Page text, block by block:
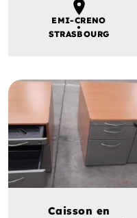
EMI-CRENO
STRASBOURG
Caisson en